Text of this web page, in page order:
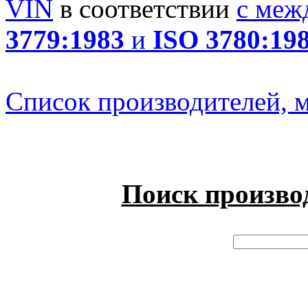
VIN в соответствии с
3779:1983 и ISO
Список производителей,
Поиск